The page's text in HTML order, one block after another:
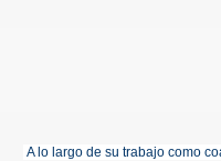
A lo largo de su trabajo como